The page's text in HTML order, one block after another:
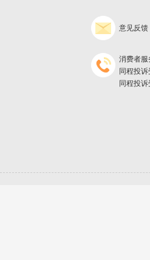
意见反馈
消费者服
同程投
同程投